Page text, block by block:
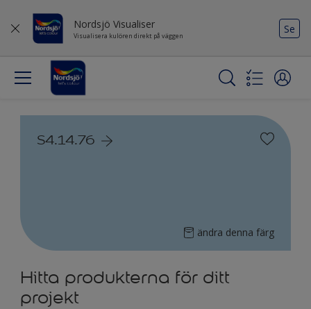
Nordsjö Visualiser
Visualisera kulören direkt på väggen
Se
S4.14.76
ändra denna färg
Hitta produkterna för ditt
projekt